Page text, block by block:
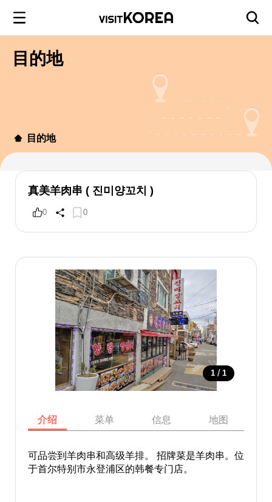
目的地
目的地
真美羊肉串 ( 진미양꼬치 )
0 0
1 / 1
介绍 菜单 信息 地图
可品尝到羊肉串和高级羊排。 招牌菜是羊肉串。位
于首尔特别市永登浦区的韩餐专门店。